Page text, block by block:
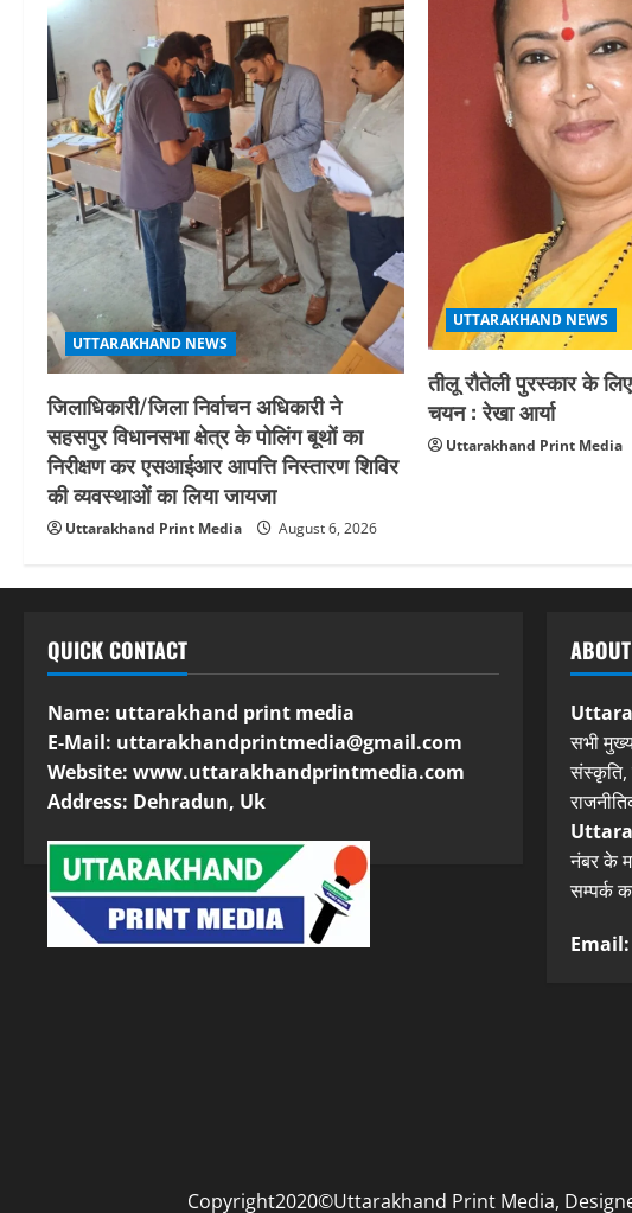
UTTARAKHAND NEWS
जिलाधिकारी/जिला निर्वाचन अधिकारी ने
सहसपुर विधानसभा क्षेत्र के पोलिंग बूथों का
निरीक्षण कर एसआईआर आपत्ति निस्तारण शिविर
की व्यवस्थाओं का लिया जायजा
Uttarakhand Print Media August 6, 2026
UTTARAKHAND NEWS
तीलू रौतेली पुरस्कार के
चयन : रेखा आर्या
Uttarakhand Print Media
QUICK CONTACT
Name: uttarakhand print media
E-Mail: uttarakhandprintmedia@gmail.com
Website: www.uttarakhandprintmedia.com
Address: Dehradun, Uk
सभी
संस्कृति,
नंबर के
सम्पर्क
Copyright2020©Uttarakhand Print Media,